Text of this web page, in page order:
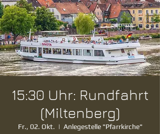
15:30 Uhr: Rundfahrt
(Miltenberg)
Fr., 02. Okt.
  |
Anlegestelle "Pfarrkirche"